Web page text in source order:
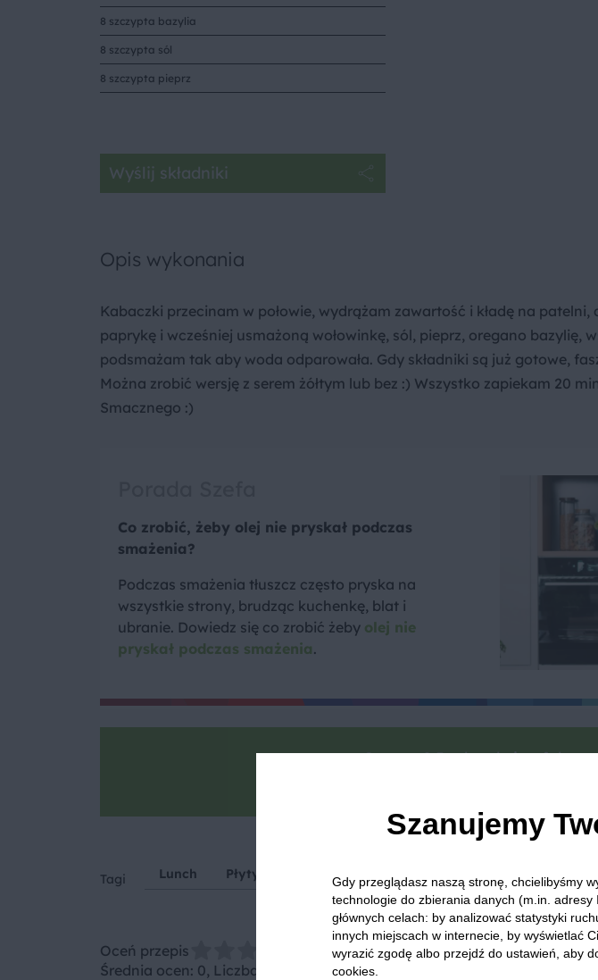
8 szczypta bazylia
8 szczypta sól
8 szczypta pieprz
Wyślij składniki
Opis wykonania
Kabaczki przecinam w połowie, wydrążam zawartość i kładę na
paprykę i wcześniej usmażoną wołowinkę, sól, pieprz, oregano bazylię,
podsmażam tak aby woda odparowała. Gdy składniki są już gotowe,
Można zrobić wersję z serem żółtym lub bez :) Wszystko zapiekam 20
Smacznego :)
Co zrobić, żeby olej nie pryskał podczas
smażenia?
Podczas smażenia tłuszcz często pryska na
wszystkie strony, brudząc kuchenkę, blat i
ubranie. Dowiedz się co zrobić żeby olej nie
pryskał podczas smażenia.
Gotowe? Pochwal się
Tagi Lunch Płyty grzewcze Piekarniki Ser żółty
Oceń przepis
Średnia ocen: 0, Liczba ocen: 0
Szanujemy
Gdy przeglądasz naszą stronę, chcielibyśmy
technologie do zbierania danych (m.in.
głównych celach: by analizować statystyki
innych miejscach w internecie, by wyświetlać
wyrazić zgodę albo przejdź do ustawień, aby
cookies.